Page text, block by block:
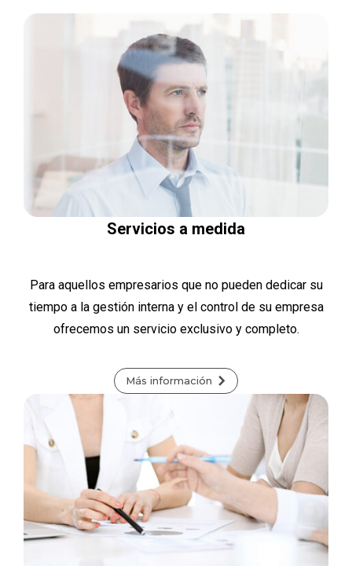
Servicios a medida
Para aquellos empresarios que no pueden dedicar su
tiempo a la gestión interna y el control de su empresa
ofrecemos un servicio exclusivo y completo.
Más información